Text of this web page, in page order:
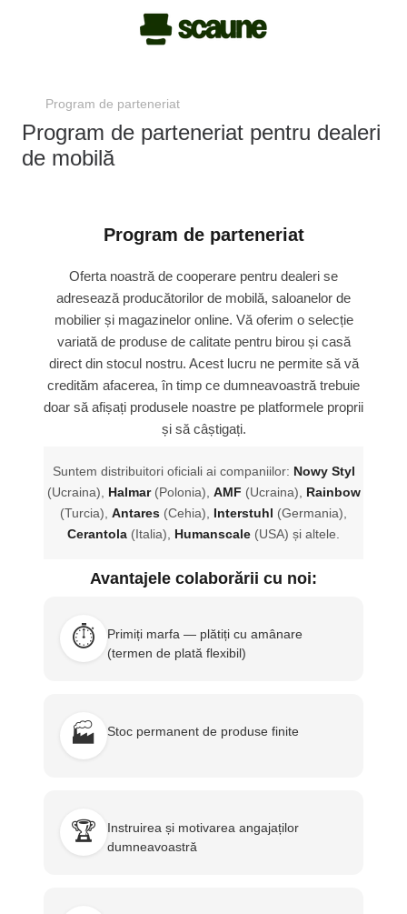
Program de parteneriat
Program de parteneriat pentru dealeri
de mobilă
Program de parteneriat
Oferta noastră de cooperare pentru dealeri se
adresează producătorilor de mobilă, saloanelor de
mobilier și magazinelor online. Vă oferim o selecție
variată de produse de calitate pentru birou și casă
direct din stocul nostru. Acest lucru ne permite să vă
credităm afacerea, în timp ce dumneavoastră trebuie
doar să afișați produsele noastre pe platformele proprii
și să câștigați.
Suntem distribuitori oficiali ai companiilor: Nowy Styl
(Ucraina), Halmar(Polonia), AMF (Ucraina), Rainbow
(Turcia), Antares (Cehia), Interstuhl (Germania),
Cerantola (Italia), Humanscale (USA) și altele.
Avantajele colaborării cu noi:
⏱️
Primiți marfa — plătiți cu amânare
(termen de plată flexibil)
🏭 Stoc permanent de produse finite
🏆
Instruirea și motivarea angajaților
dumneavoastră